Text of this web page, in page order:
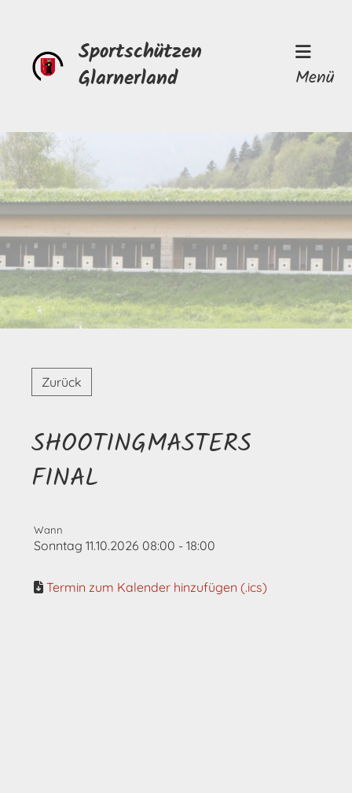
Sportschützen
Glarnerland
Menü
Zurück
SHOOTINGMASTERS
FINAL
Wann
Sonntag 11.10.2026 08:00 - 18:00
Termin zum Kalender hinzufügen (.ics)